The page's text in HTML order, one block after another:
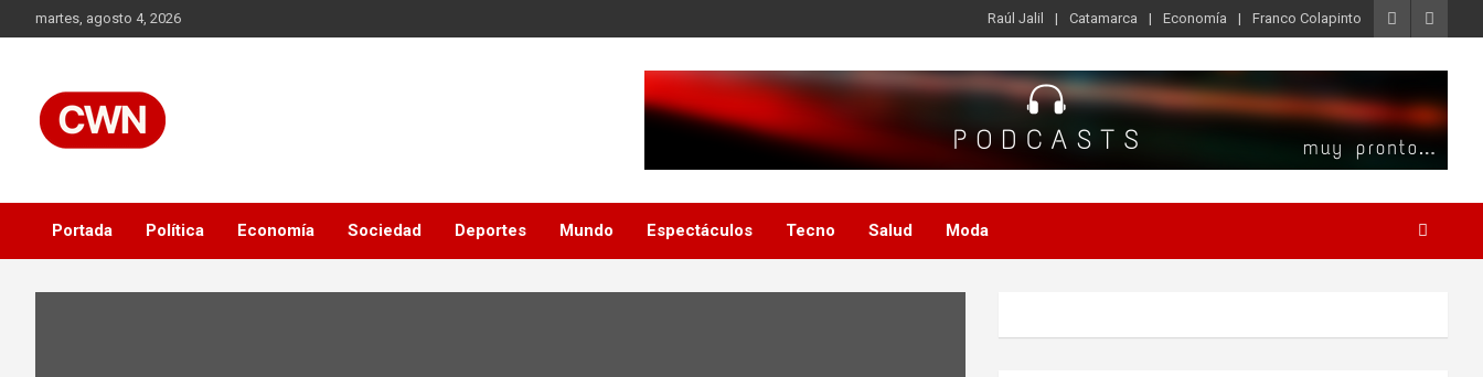
to
martes, agosto 4, 2026 Raúl Jalil Catamarca Economía Franco Colapinto
Portada Política Economía Sociedad Deportes Mundo Espectáculos Tecno Salud Moda